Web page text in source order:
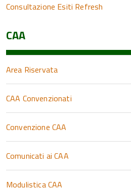
Consultazione Esiti Refresh
CAA
Area Riservata
CAA Convenzionati
Convenzione CAA
Comunicati ai CAA
Modulistica CAA